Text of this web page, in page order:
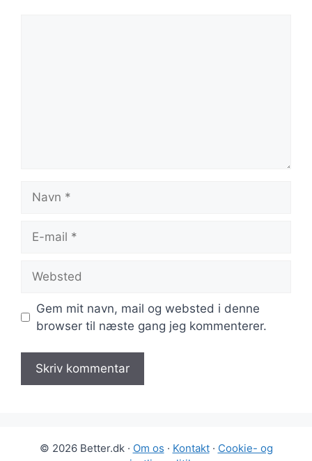
mail
Gem mit navn, mail og websted i denne
browser til næste gang jeg kommenterer.
© 2026 Better.dk · Om os · Kontakt· Cookie- og